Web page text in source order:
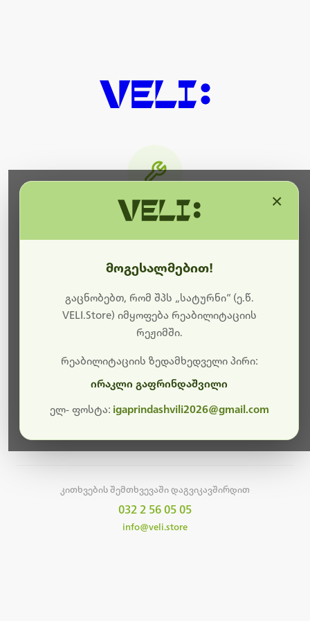
ბოდიშს გიხდით შეფერხებისთვის. ამჟამად
მიმდინარეობს საიტის განახლება და ტექნიკური
სამუშაოები.
მალე ისევ ხელმისაწვდომი იქნება. გმადლობთ
კითხვების შემთხვევაში დაგვიკავშირდით
032 2 56 05 05
info@veli.store
მოგესალმებით!
გაცნობებთ, რომ შპს „სატურნი“ (ე.წ.
VELI.Store) იმყოფება რეაბილიტაციის
რეჟიმში.
რეაბილიტაციის ზედამხედველი პირი:
ირაკლი გაფრინდაშვილი
ელ- ფოსტა: igaprindashvili2026@gmail.com
×